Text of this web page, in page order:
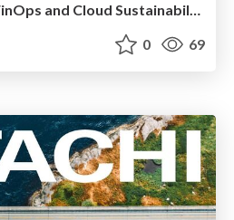
The intersection of FinOps and Cloud Sustainability #JapanCommunityDay
0 69